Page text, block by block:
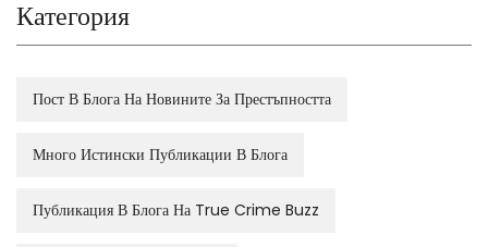
Категория
Пост В Блога На Новините За Престъпността
Много Истински Публикации В Блога
Публикация В Блога На True Crime Buzz